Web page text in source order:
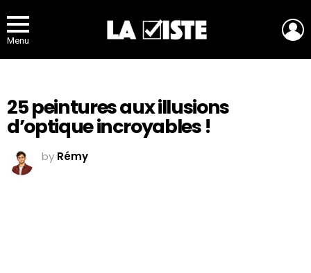
Menu
25 peintures aux illusions
d’optique incroyables !
by Rémy